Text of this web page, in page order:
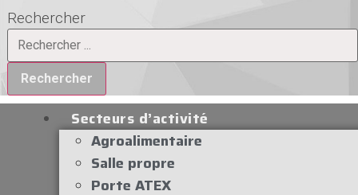
Rechercher
Rechercher
Secteurs d’activité
Agroalimentaire
Salle propre
Porte ATEX